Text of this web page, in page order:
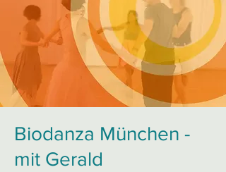
Biodanza München -
mit Gerald